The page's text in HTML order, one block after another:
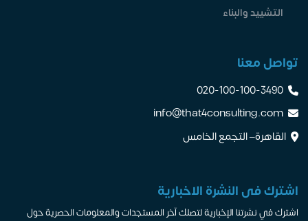
التشييد والبناء
تواصل معنا
020-100-100-3490
info@that4consulting.com
القاهرة– التجمع الخامس
اشترك فى النشرة الاخبارية
اشترك في نشرتنا الإخبارية لتصلك آخر المستجدات والمعلومات الحصرية حول